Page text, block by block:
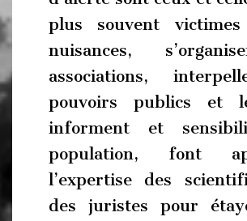
plus souvent
nuisances,
associations,
pouvoirs publics et
informent et
population, font
l’expertise des
des juristes pour